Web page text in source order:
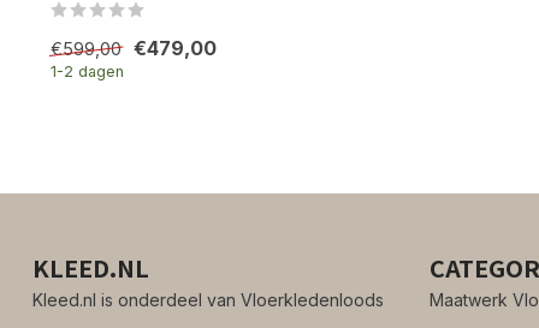
€599,00 €479,00
1-2 dagen
KLEED.NL
Kleed.nl is onderdeel van Vloerkledenloods
Maatwerk